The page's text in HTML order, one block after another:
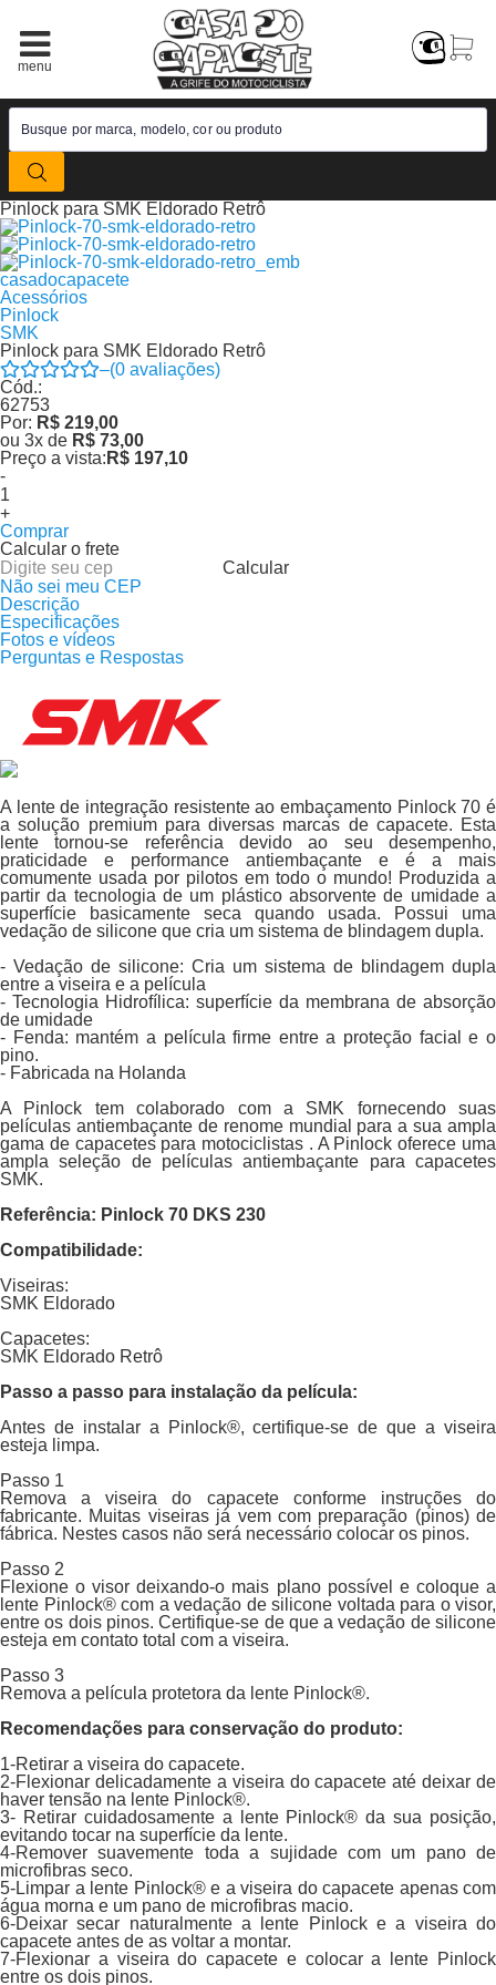
Pinlock para SMK Eldorado Retrô
casadocapacete
Acessórios
Pinlock
SMK
Pinlock para SMK Eldorado Retrô
–(0 avaliações)
Cód.:
62753
Por: R$ 219,00
ou 3x de R$ 73,00
Preço a vista: R$ 197,10
-
+
Comprar
Calcular o frete
Calcular
Não sei meu CEP
Descrição
Especificações
Fotos e vídeos
Perguntas e Respostas
A lente de integração resistente ao embaçamento Pinlock 70 é
a solução premium para diversas marcas de capacete. Esta
lente tornou-se referência devido ao seu desempenho,
praticidade e performance antiembaçante e é a mais
comumente usada por pilotos em todo o mundo! Produzida a
partir da tecnologia de um plástico absorvente de umidade a
superfície basicamente seca quando usada. Possui uma
vedação de silicone que cria um sistema de blindagem dupla.
- Vedação de silicone: Cria um sistema de blindagem dupla
entre a viseira e a película
- Tecnologia Hidrofílica: superfície da membrana de absorção
de umidade
- Fenda: mantém a película firme entre a proteção facial e o
pino.
- Fabricada na Holanda
A Pinlock tem colaborado com a SMK fornecendo suas
películas antiembaçante de renome mundial para a sua ampla
gama de capacetes para motociclistas . A Pinlock oferece uma
ampla seleção de películas antiembaçante para capacetes
SMK.
Referência: Pinlock 70 DKS 230
Compatibilidade:
Viseiras:
SMK Eldorado
Capacetes:
SMK Eldorado Retrô
Passo a passo para instalação da película:
Antes de instalar a Pinlock®, certifique-se de que a viseira
esteja limpa.
Passo 1
Remova a viseira do capacete conforme instruções do
fabricante. Muitas viseiras já vem com preparação (pinos) de
fábrica. Nestes casos não será necessário colocar os pinos.
Passo 2
Flexione o visor deixando-o mais plano possível e coloque a
lente Pinlock® com a vedação de silicone voltada para o visor,
entre os dois pinos. Certifique-se de que a vedação de silicone
esteja em contato total com a viseira.
Passo 3
Remova a película protetora da lente Pinlock®.
Recomendações para conservação do produto:
1-Retirar a viseira do capacete.
2-Flexionar delicadamente a viseira do capacete até deixar de
haver tensão na lente Pinlock®.
3- Retirar cuidadosamente a lente Pinlock® da sua posição,
evitando tocar na superfície da lente.
4-Remover suavemente toda a sujidade com um pano de
microfibras seco.
5-Limpar a lente Pinlock® e a viseira do capacete apenas com
água morna e um pano de microfibras macio.
6-Deixar secar naturalmente a lente Pinlock e a viseira do
capacete antes de as voltar a montar.
7-Flexionar a viseira do capacete e colocar a lente Pinlock
entre os dois pinos.